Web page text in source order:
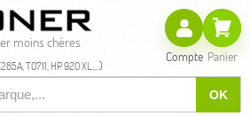
moins chères
T0711, HP 920 XL,...)
OK
Compte Panier